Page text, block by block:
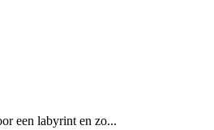
een labyrint en zo...